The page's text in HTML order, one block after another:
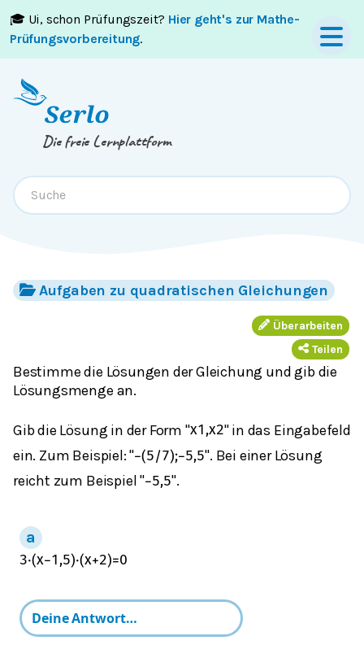
🎓 Ui, schon Prüfungszeit? Hier geht's zur Mathe-
Prüfungsvorbereitung.
Springe zumInhaltoderFooter
Die freie Lernplattform
Aufgaben zu quadratischen Gleichungen
Überarbeiten
Teilen
Bestimme die Lösungen der Gleichung und gib die
Lösungsmenge an.
Gib die Lösung in der Form "x1 ,x2" in das Eingabefeld
ein. Zum Beispiel:"−(5 /7);−5,5". Bei einer Lösung
reicht zum Beispiel"−5,5".
3⋅(x−1,5)⋅(x+2)=0